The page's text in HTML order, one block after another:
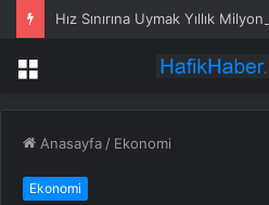
Hız Sınırına Uymak Yıllık
Menü
Anasayfa / Ekonomi
Ekonomi